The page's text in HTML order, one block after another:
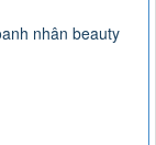
nhân beauty